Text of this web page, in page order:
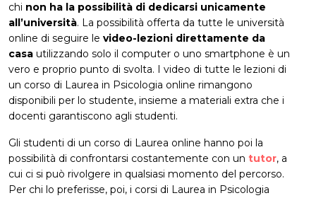
chi non ha la possibilità di dedicarsi unicamente
all’università. La possibilità offerta da tutte le università
online di seguire le video-lezioni direttamente da
casa utilizzando solo il computer o uno smartphone è un
vero e proprio punto di svolta. I video di tutte le lezioni di
un corso di Laurea in Psicologia online rimangono
disponibili per lo studente, insieme a materiali extra che i
docenti garantiscono agli studenti.
Gli studenti di un corso di Laurea online hanno poi la
possibilità di confrontarsi costantemente con un tutor, a
cui ci si può rivolgere in qualsiasi momento del percorso.
Per chi lo preferisse, poi, i corsi di Laurea in Psicologia